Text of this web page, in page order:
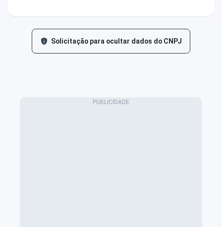
Solicitação para ocultar dados do CNPJ